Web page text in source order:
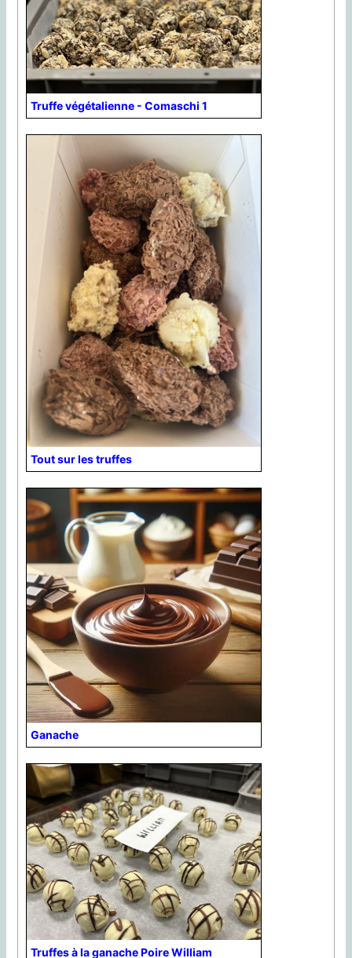
Truffe végétalienne - Comaschi 1
Tout sur les truffes
Ganache
Truffes à la ganache Poire William